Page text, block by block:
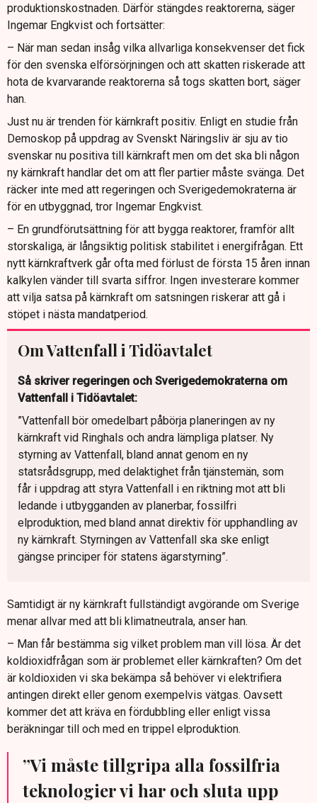
produktionskostnaden. Därför stängdes reaktorerna, säger
Ingemar Engkvist och fortsätter:
– När man sedan insåg vilka allvarliga konsekvenser det fick
för den svenska elförsörjningen och att skatten riskerade att
hota de kvarvarande reaktorerna så togs skatten bort, säger
han.
Just nu är trenden för kärnkraft positiv. Enligt en studie från
Demoskop på uppdrag av Svenskt Näringsliv är sju av tio
svenskar nu positiva till kärnkraft men om det ska bli någon
ny kärnkraft handlar det om att fler partier måste svänga. Det
räcker inte med att regeringen och Sverigedemokraterna är
för en utbyggnad, tror Ingemar Engkvist.
– En grundförutsättning för att bygga reaktorer, framför allt
storskaliga, är långsiktig politisk stabilitet i energifrågan. Ett
nytt kärnkraftverk går ofta med förlust de första 15 åren innan
kalkylen vänder till svarta siffror. Ingen investerare kommer
att vilja satsa på kärnkraft om satsningen riskerar att gå i
stöpet i nästa mandatperiod.
Om Vattenfall i Tidöavtalet
Så skriver regeringen och Sverigedemokraterna om
Vattenfall i Tidöavtalet:
”Vattenfall bör omedelbart påbörja planeringen av ny
kärnkraft vid Ringhals och andra lämpliga platser. Ny
styrning av Vattenfall, bland annat genom en ny
statsrådsgrupp, med delaktighet från tjänstemän, som
får i uppdrag att styra Vattenfall i en riktning mot att bli
ledande i utbygganden av planerbar, fossilfri
elproduktion, med bland annat direktiv för upphandling av
ny kärnkraft. Styrningen av Vattenfall ska ske enligt
gängse principer för statens ägarstyrning”.
Samtidigt är ny kärnkraft fullständigt avgörande om Sverige
menar allvar med att bli klimatneutrala, anser han.
– Man får bestämma sig vilket problem man vill lösa. Är det
koldioxidfrågan som är problemet eller kärnkraften? Om det
är koldioxiden vi ska bekämpa så behöver vi elektrifiera
antingen direkt eller genom exempelvis vätgas. Oavsett
kommer det att kräva en fördubbling eller enligt vissa
beräkningar till och med en trippel elproduktion.
”Vi måste tillgripa alla fossilfria
teknologier vi har och sluta upp